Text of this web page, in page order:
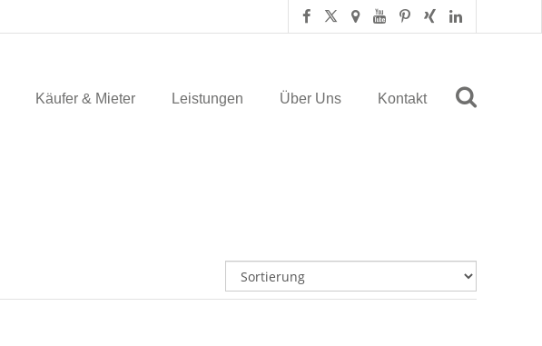
Käufer & Mieter Leistungen Über Uns Kontakt